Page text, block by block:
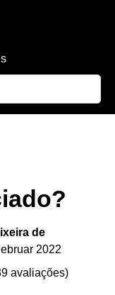
de
2022
avaliações)